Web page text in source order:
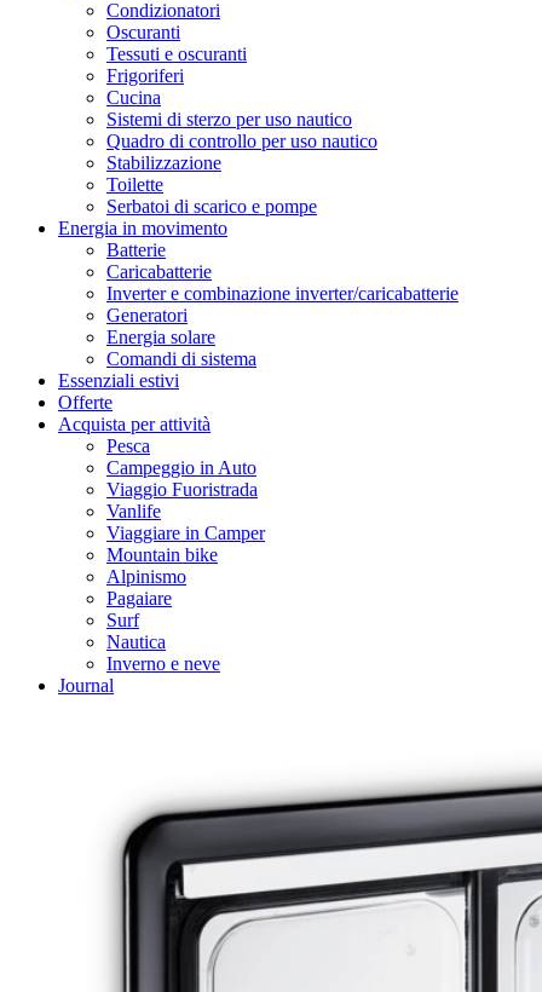
Condizionatori
Oscuranti
Tessuti e oscuranti
Frigoriferi
Cucina
Sistemi di sterzo per uso nautico
Quadro di controllo per uso nautico
Stabilizzazione
Toilette
Serbatoi di scarico e pompe
Energia in movimento
Batterie
Caricabatterie
Inverter e combinazione inverter/caricabatterie
Generatori
Energia solare
Comandi di sistema
Essenziali estivi
Offerte
Acquista per attività
Pesca
Campeggio in Auto
Viaggio Fuoristrada
Vanlife
Viaggiare in Camper
Mountain bike
Alpinismo
Pagaiare
Surf
Nautica
Inverno e neve
Journal